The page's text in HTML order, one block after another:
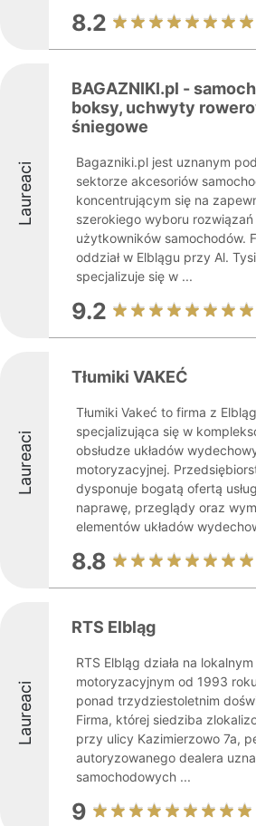
8.2
Laureaci
BAGAZNIKI.pl -
boksy, uchwyty
śniegowe
Bagazniki.pl jest uznanym
sektorze akcesoriów
koncentrującym się na
szerokiego wyboru rozwiązań
użytkowników samochodów.
oddział w Elblągu przy Al.
specjalizuje się w ...
9.2
Laureaci
Tłumiki VAKEĆ
Tłumiki Vakeć to firma z
specjalizująca się w
obsłudze układów
motoryzacyjnej.
dysponuje bogatą ofertą
naprawę, przeglądy oraz
elementów układów
8.8
Laureaci
RTS Elbląg
RTS Elbląg działa na
motoryzacyjnym od 1993
ponad trzydziestoletnim
Firma, której siedziba
przy ulicy Kazimierzowo 7a,
autoryzowanego dealera
samochodowych ...
9